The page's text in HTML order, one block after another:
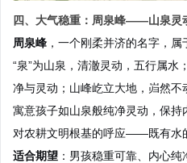
四、大气稳重：周泉峰——山泉灵
周泉峰 ，一个刚柔并济的名字，属
“泉”为山泉，清澈灵动，五行属
净与灵动；山峰屹立大地，岿然不
寓意孩子如山泉般纯净灵动，保
对农耕文明根基的呼应——既有水
适合期望 ：男孩稳重可靠、内心纯